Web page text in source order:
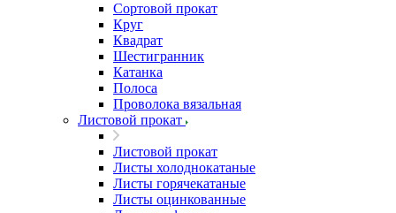
Сортовой прокат
Круг
Квадрат
Шестигранник
Катанка
Полоса
Проволока вязальная
Листовой прокат
Листовой прокат
Листы холоднокатаные
Листы горячекатаные
Листы оцинкованные